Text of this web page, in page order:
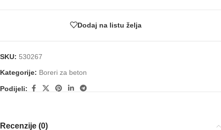
Dodaj na listu želja
SKU: 530267
Kategorije: Boreri za beton
Podijeli:
Recenzije (0)